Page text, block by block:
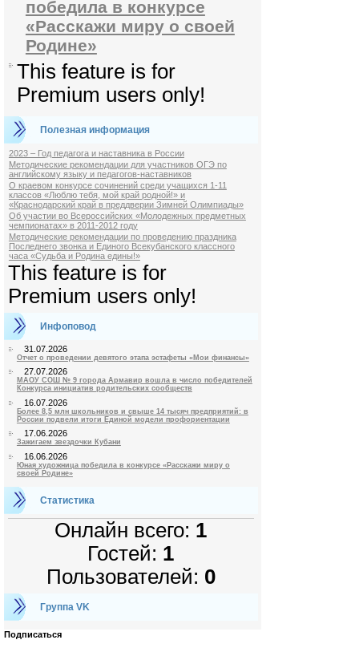
победила в конкурсе
«Расскажи миру о своей
Родине»
This feature is for
Premium users only!
Полезная информация
2023 – Год педагога и наставника в России
Методические рекомендации для участников ОГЭ по
английскому языку и педагогов-наставников
О краевом конкурсе сочинений среди учащихся 1-11
классов «Люблю тебя, мой край родной!» и
«Краснодарский край в преддверии Зимней Олимпиады»
Об участии во Всероссийских «Молодежных предметных
чемпионатах» в 2011-2012 году
Методические рекомендации по проведению праздника
Последнего звонка и Единого Всекубанского классного
часа «Судьба и Родина едины!»
This feature is for
Premium users only!
Инфоповод
31.07.2026
Отчет о проведении девятого этапа эстафеты «Мои финансы»
27.07.2026
МАОУ СОШ № 9 города Армавир вошла в число победителей
Конкурса инициатив родительских сообществ
16.07.2026
Более 8,5 млн школьников и свыше 14 тысяч предприятий: в
России подвели итоги Единой модели профориентации
17.06.2026
Зажигаем звездочки Кубани
16.06.2026
Юная художница победила в конкурсе «Расскажи миру о
своей Родине»
Статистика
Онлайн всего: 1
Гостей: 1
Пользователей: 0
Группа VK
Подписаться